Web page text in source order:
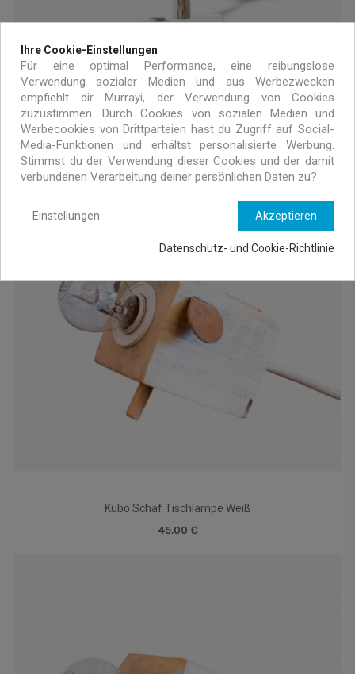
Kindertischlampe mit Flamingo-Lampenschirm
65,00 €
Kubo Schaf Tischlampe Weiß
45,00 €
Ihre Cookie-Einstellungen
Für eine optimal Performance, eine reibungslose
Verwendung sozialer Medien und aus Werbezwecken
empfiehlt dir Murrayi, der Verwendung von Cookies
zuzustimmen. Durch Cookies von sozialen Medien und
Werbecookies von Drittparteien hast du Zugriff auf Social-
Media-Funktionen und erhältst personalisierte Werbung.
Stimmst du der Verwendung dieser Cookies und der damit
verbundenen Verarbeitung deiner persönlichen Daten zu?
Akzeptieren
Einstellungen
Datenschutz- und Cookie-Richtlinie